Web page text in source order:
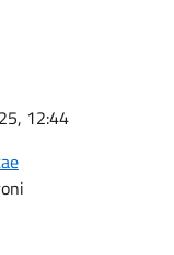
12:44